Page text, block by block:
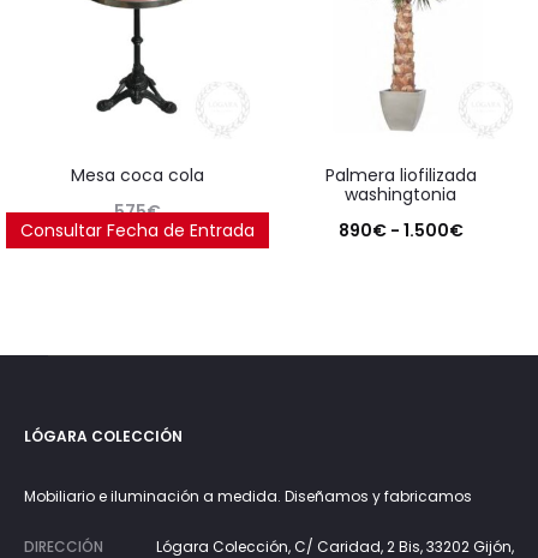
mesa coca cola
575€
Consultar Fecha de Entrada
palmera liofilizada
washingtonia
890€ - 1.500€Rango
LÓGARA COLECCIÓN
Mobiliario e iluminación a medida. Diseñamos y fabricamos
DIRECCIÓN
Lógara Colección, C/ Caridad, 2 Bis, 33202 Gijón,